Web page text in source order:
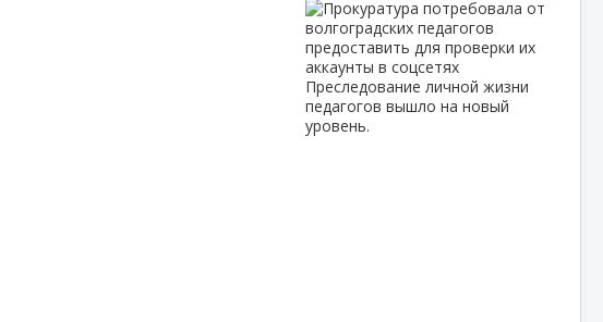
Преследование личной жизни
педагогов вышло на новый
уровень.